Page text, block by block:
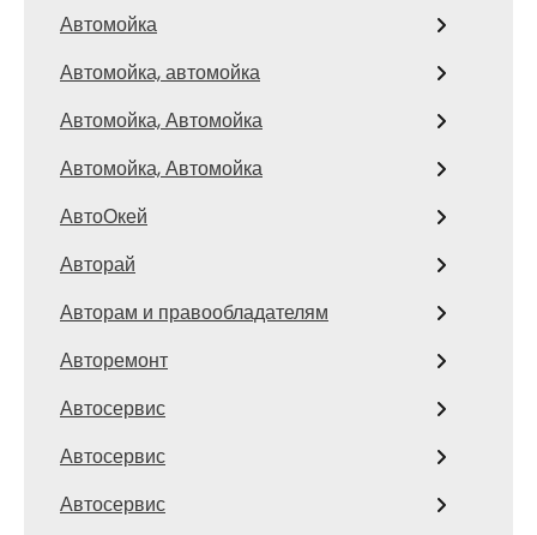
Автомойка
Автомойка, автомойка
Автомойка, Автомойка
Автомойка, Автомойка
АвтоОкей
Авторай
Авторам и правообладателям
Авторемонт
Автосервис
Автосервис
Автосервис